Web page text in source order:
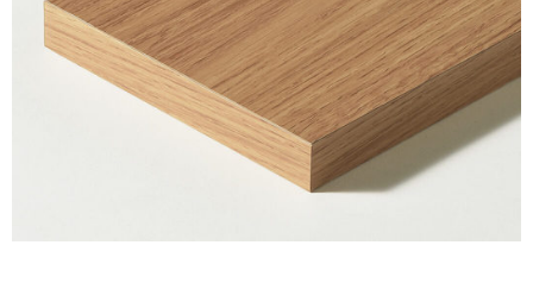
メンテナンス・施工材 新商品
ミラタップチャンネル
オンライン相談